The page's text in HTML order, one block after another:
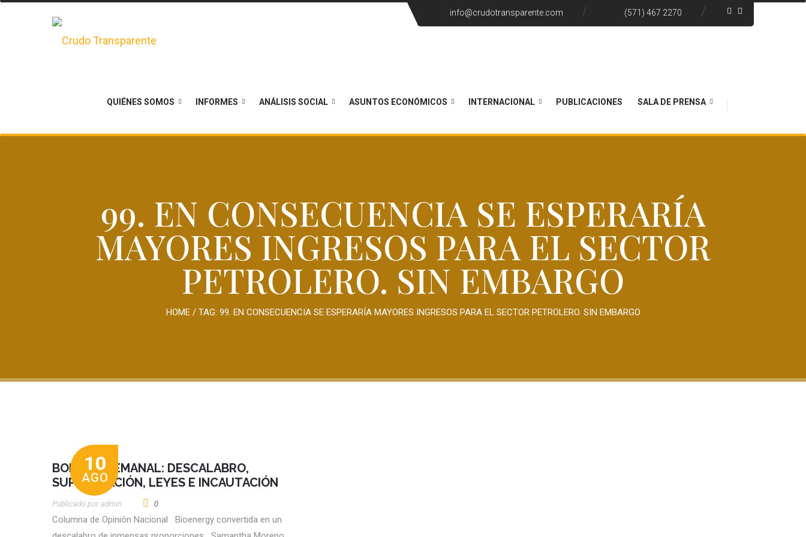
info@crudotransparente.com (571) 467 2270
QUIÉNES SOMOS INFORMES ANÁLISIS SOCIAL ASUNTOS ECONÓMICOS INTERNACIONAL PUBLICACIONES SALA DE PRENSA
99. EN CONSECUENCIA SE ESPERARÍA
MAYORES INGRESOS PARA EL SECTOR
PETROLERO. SIN EMBARGO
HOME/ TAG: 99. EN CONSECUENCIA SE ESPERARÍA MAYORES INGRESOS PARA EL SECTOR PETROLERO. SIN EMBARGO
10
AGO
BOLETÍN SEMANAL: DESCALABRO,
SUPLANTACIÓN, LEYES E INCAUTACIÓN
Publicado por Admin 0
Columna de Opinión Nacional Bioenergy convertida en un